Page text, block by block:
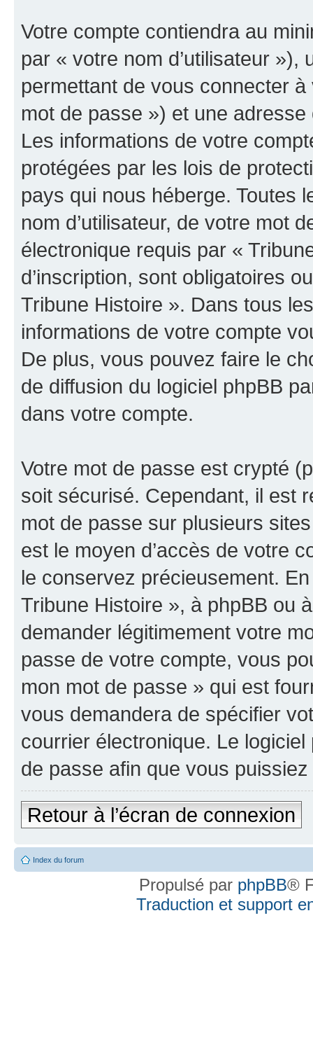
Votre compte contiendra au
par « votre nom d’utilisateur
permettant de vous connecter
mot de passe ») et une
Les informations de votre
protégées par les lois de
pays qui nous héberge. Toutes
nom d’utilisateur, de votre mot
électronique requis par «
d’inscription, sont obligatoires
Tribune Histoire ». Dans tous
informations de votre compte
De plus, vous pouvez faire le
de diffusion du logiciel phpBB
dans votre compte.
Votre mot de passe est crypté
soit sécurisé. Cependant, il est
mot de passe sur plusieurs
est le moyen d’accès de votre
le conservez précieusement.
Tribune Histoire », à phpBB ou
demander légitimement votre
passe de votre compte, vous
mon mot de passe » qui est
vous demandera de spécifier
courrier électronique. Le
de passe afin que vous
Retour à l’écran de connexion
Index du forum
Propulsé par phpBB®
Traduction et support